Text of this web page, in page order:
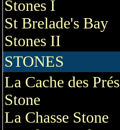
Stones I
St Brelade's Bay
Stones II
STONES
La Cache des Prés
Stone
La Chasse Stone